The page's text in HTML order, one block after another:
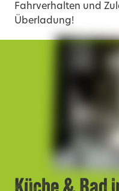
Fahrverhalten und
Überladung!